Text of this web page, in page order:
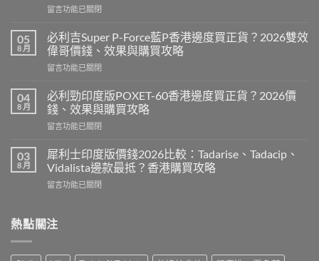
在
威
壯
印
度
Levitra
邊
度
買
貨？
2026
錢、
與
留言功能已關閉
05
8 月
必利吉Super P-Force藍P香港邊度買正貨？2026雙效
偉哥價錢、效果與購買攻略
在
利
吉
Super
P-
藍
P
港
買
留言功能已關閉
04
8 月
必利勁印度版POXET-60香港邊度買正貨？2026價
錢、效果與購買攻略
在
利
勁
印
度
60
邊
留言功能已關閉
03
8 月
犀利士印度版價錢2026比較：Tadarise、Tadacip、
Vidalista邊款最抵？香港購買攻略
在
士
印
版
留言功能已關閉
熱點關注